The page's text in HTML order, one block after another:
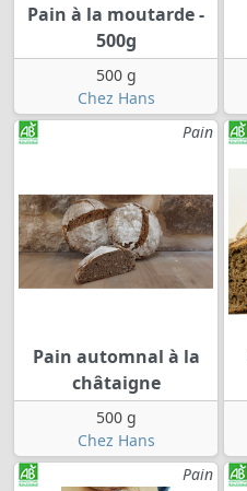
Pain à la moutarde -
500g
500 g
Chez Hans
Pain
Pain automnal à la
châtaigne
500 g
Chez Hans
Pain